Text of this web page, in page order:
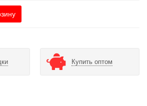
Купить оптом